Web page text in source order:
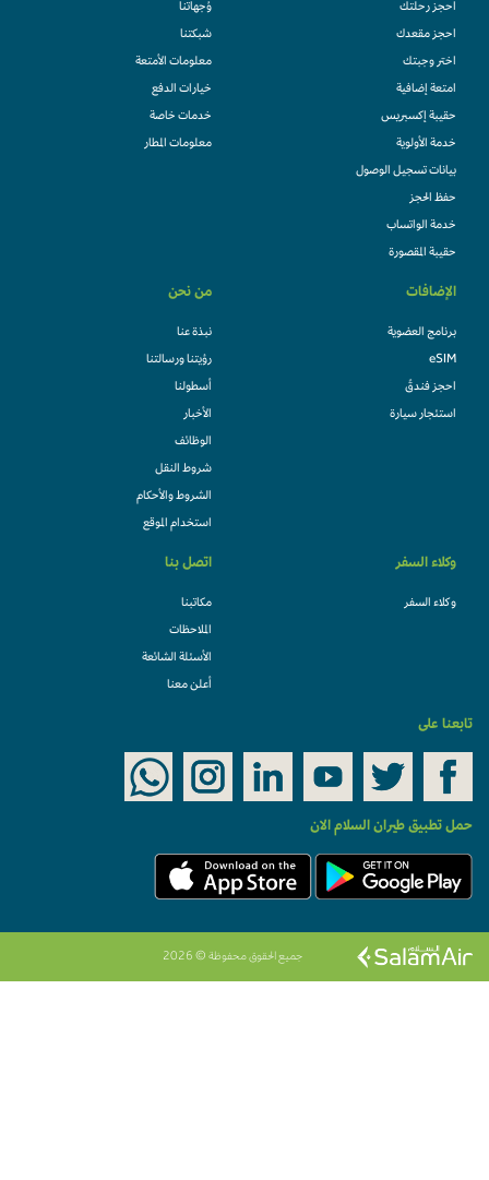
احجز رحلتك
احجز مقعدك
اختر وجبتك
امتعة إضافية
حقيبة إكسبريس
خدمة الأولوية
بيانات تسجيل الوصول
حفظ الحجز
خدمة الواتساب
حقيبة المقصورة
وُجهاتنا
شبكتنا
معلومات الأمتعة
خيارات الدفع
خدمات خاصة
معلومات المطار
الإضافات
برنامج العضوية
eSIM
احجز فندقً
استئجار سيارة
من نحن
نبذة عنا
رؤيتنا ورسالتنا
أسطولنا
الأخبار
الوظائف
شروط النقل
الشروط والأحكام
استخدام الموقع
وكلاء السفر
وكلاء السفر
اتصل بنا
مكاتبنا
الملاحظات
الأسئلة الشائعة
أعلن معنا
تابعنا على
حمل تطبيق طيران السلام الان
جميع الحقوق محفوظة © 2026